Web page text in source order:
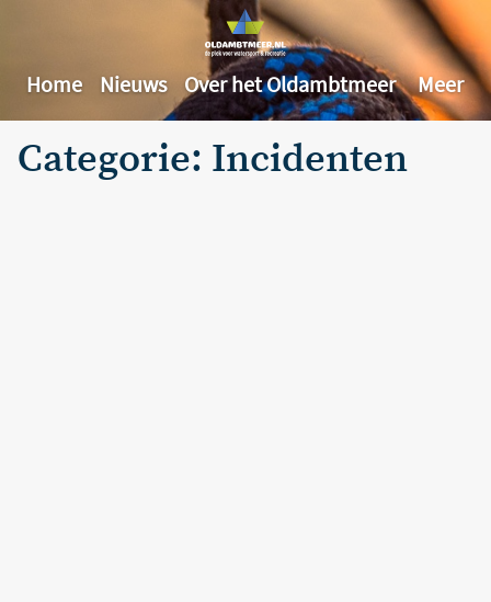
Home Nieuws Over het Oldambtmeer Meer
Categorie: Incidenten